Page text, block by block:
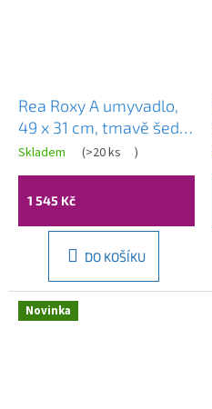
Rea Roxy A umyvadlo,
49 x 31 cm, tmavě šedá,
REA-U6649
Skladem (>20 ks )
1 545 Kč
DO KOŠÍKU
Novinka